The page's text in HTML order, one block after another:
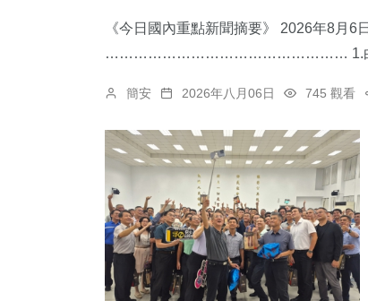
《今日國內重點新聞摘要》 2026年8月
…………………………………………… 1.​白海豚
簡安 2026年八月06日 745 觀看
43+
頭條
59+
宗教